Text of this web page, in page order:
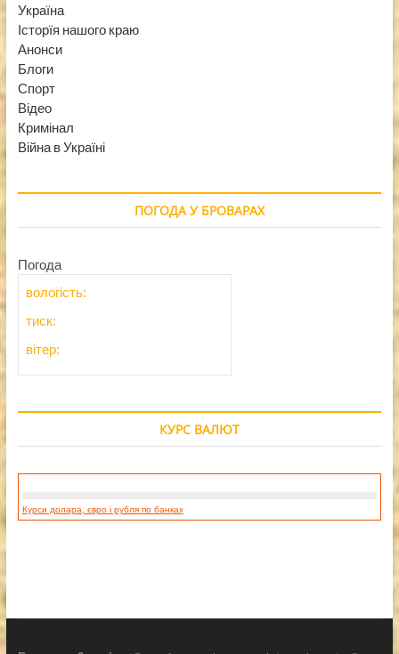
Україна
Історїя нашого краю
Анонси
Блоги
Спорт
Відео
Кримінал
Війна в Україні
ПОГОДА У БРОВАРАХ
Погода
вологість:
тиск:
вітер:
КУРС ВАЛЮТ
Курси долара, євро і рубля по банках